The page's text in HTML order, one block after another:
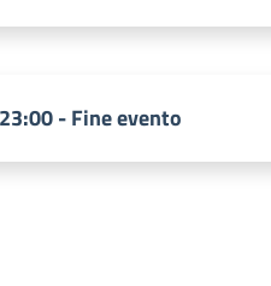
23:00 - Fine evento